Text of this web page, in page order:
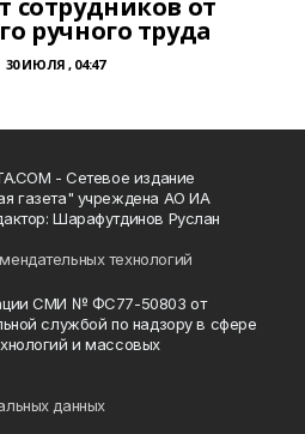
сотрудников от
ручного труда
30 ИЮЛЯ , 04:47
- Сетевое издание
газета" учреждена АО ИА
Шарафутдинов Руслан
технологий
СМИ № ФС77-50803 от
службой по надзору в сфере
и массовых
данных